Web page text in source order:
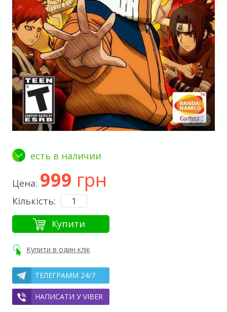
есть в наличии
Цена: 999 грн
Кількість:
Купити
Купити в один клік
ТЕЛЕГРАММ 24/7
НАПИСАТИ У VIBER